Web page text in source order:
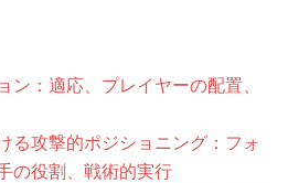
ン：適応、プレイヤーの配置、
る攻撃的ポジショニング：フォ
の役割、戦術的実行